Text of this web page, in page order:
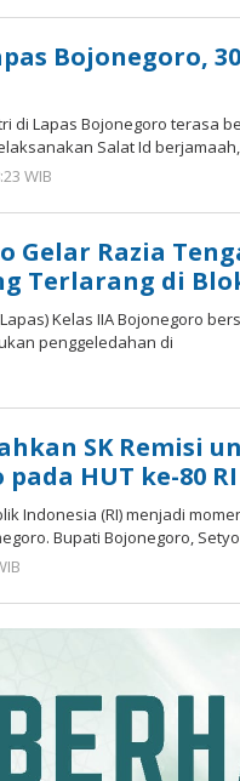
Bojonegoro,
di Lapas Bojonegoro terasa
Salat Id berjamaah,
WIB
Gelar Razia
Terlarang di
Kelas IIA Bojonegoro
penggeledahan di
SK Remisi
HUT ke-80 RI
Indonesia (RI) menjadi
Bupati Bojonegoro, Setyo